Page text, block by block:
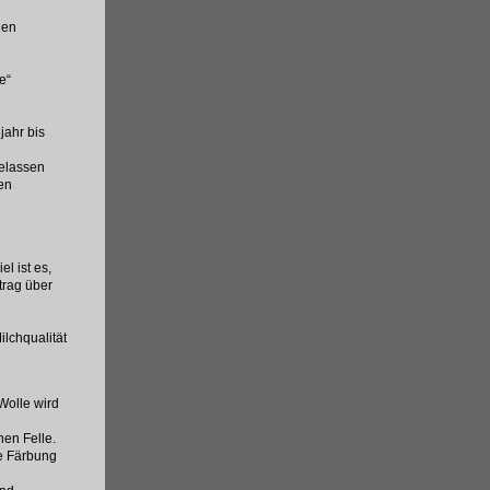
bis
ist es,
über
wird
Felle.
Färbung